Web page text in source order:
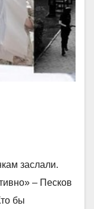
заслали.
– Песков
бы